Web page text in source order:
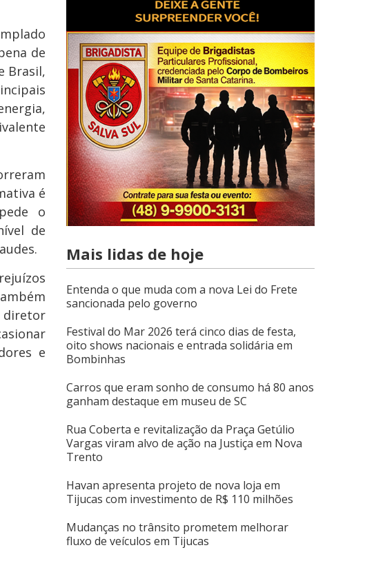
de
Brasil,
é
o
de
diretor
e
Mais lidas de hoje
Entenda o que muda com a nova Lei do Frete
sancionada pelo governo
Festival do Mar 2026 terá cinco dias de festa,
oito shows nacionais e entrada solidária em
Bombinhas
Carros que eram sonho de consumo há 80 anos
ganham destaque em museu de SC
Rua Coberta e revitalização da Praça Getúlio
Vargas viram alvo de ação na Justiça em Nova
Trento
Havan apresenta projeto de nova loja em
Tijucas com investimento de R$ 110 milhões
Mudanças no trânsito prometem melhorar
fluxo de veículos em Tijucas